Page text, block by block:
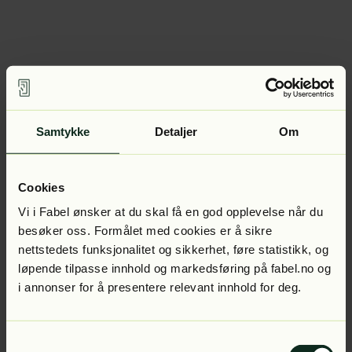
Samtykke Detaljer Om
Cookies
Vi i Fabel ønsker at du skal få en god opplevelse når du
besøker oss. Formålet med cookies er å sikre
nettstedets funksjonalitet og sikkerhet, føre statistikk, og
løpende tilpasse innhold og markedsføring på fabel.no og
i annonser for å presentere relevant innhold for deg.